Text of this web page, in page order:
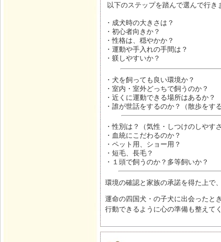
以下のステップを踏んで選んで行き
・成犬時の大きさは？
・初心者向きか？
・性格は、穏やかか？
・運動や手入れの手間は？
・躾しやすいか？
・犬を飼っても良い環境か？
・室内・室外どっちで飼うのか？
・近くに運動できる場所はあるか？
・誰が世話をするのか？（散歩をす
・性別は？（気性・しつけのしやす
・血統にこだわるのか？
・ペット用、ショー用？
・短毛、長毛？
・１頭で飼うのか？多等飼いか？
環境の確認と家族の承諾を得た上で
運命の四国犬・の子犬に出会ったと
行動できるように心の準備も整えて